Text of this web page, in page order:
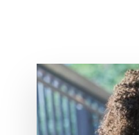
Two women are